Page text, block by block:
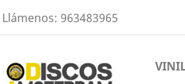
Llámenos: 963483965